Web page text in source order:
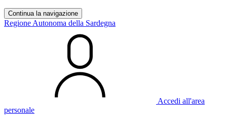
Continua la navigazione
Regione Autonoma della Sardegna
Accedi all'area
personale